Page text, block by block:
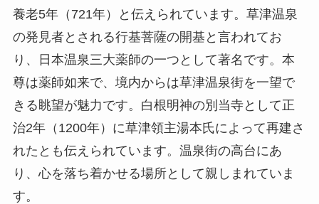
養老5年（721年）と伝えられています。草津温泉
の発見者とされる行基菩薩の開基と言われてお
り、日本温泉三大薬師の一つとして著名です。本
尊は薬師如来で、境内からは草津温泉街を一望で
きる眺望が魅力です。白根明神の別当寺として正
治2年（1200年）に草津領主湯本氏によって再建さ
れたとも伝えられています。温泉街の高台にあ
り、心を落ち着かせる場所として親しまれていま
す。